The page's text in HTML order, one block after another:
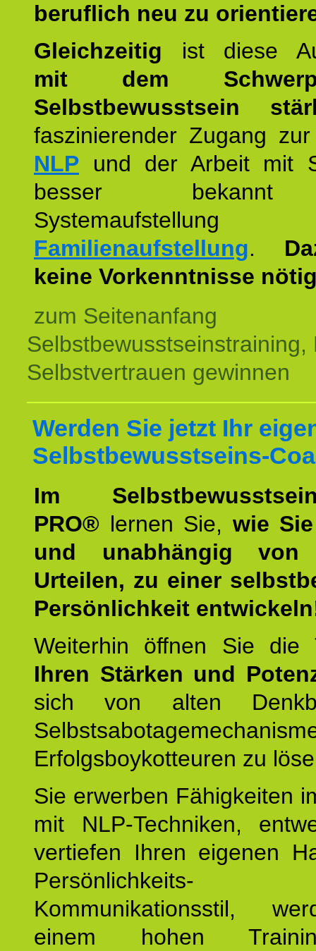
beruflich neu zu
Gleichzeitig ist diese
mit dem
Selbstbewusstsein
faszinierender Zugang
NLP und der Arbeit mit
besser
Familienaufstellung.
keine Vorkenntnisse
zum Seitenanfang
Selbstbewusstseinstraining,
Selbstvertrauen gewinnen
Werden Sie jetzt Ihr
Selbstbewusstseins-
Im
PRO® lernen Sie, wie
und unabhängig von
Urteilen, zu einer
Persönlichkeit
Weiterhin öffnen Sie
Ihren Stärken und
sich von alten
Erfolgsboykotteuren zu
Sie erwerben Fähigkeiten
mit NLP-Techniken,
vertiefen Ihren eigenen
Kommunikationsstil,
einem hohen